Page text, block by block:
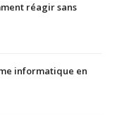
réagir sans
informatique en